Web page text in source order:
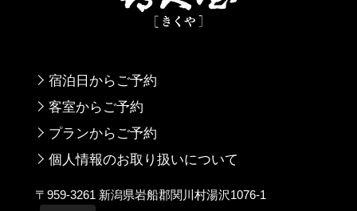
宿泊日からご予約
客室からご予約
プランからご予約
個人情報のお取り扱いについて
〒959-3261 新潟県岩船郡関川村湯沢1076-1